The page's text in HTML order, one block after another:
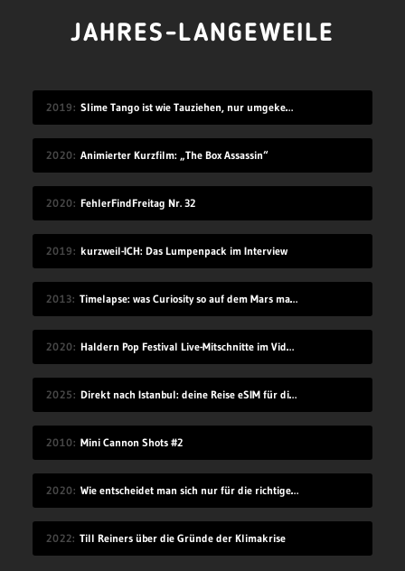
JAHRES-LANGEWEILE
2019 Slime Tango ist wie Tauziehen, nur umgekehrt
2020 Animierter Kurzfilm: „The Box Assassin“
2020 FehlerFindFreitag Nr. 32
2019 kurzweil-ICH: Das Lumpenpack im Interview
2013 Timelapse: was Curiosity so auf dem Mars macht
2020 Haldern Pop Festival Live-Mitschnitte im Videostream (2008-2019)
2025 Direkt nach Istanbul: deine Reise eSIM für die Türkei
2010 Mini Cannon Shots #2
2020 Wie entscheidet man sich nur für die richtige Idee?
2022 Till Reiners über die Gründe der Klimakrise